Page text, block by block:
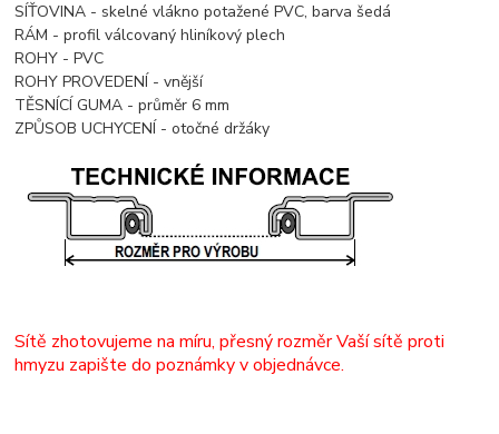
SÍŤOVINA - skelné vlákno potažené PVC, barva šedá
RÁM - profil válcovaný hliníkový plech
ROHY - PVC
ROHY PROVEDENÍ - vnější
TĚSNÍCÍ GUMA - průměr 6 mm
ZPŮSOB UCHYCENÍ - otočné držáky
Sítě zhotovujeme na míru, přesný rozměr Vaší sítě proti
hmyzu zapište do poznámky v objednávce.